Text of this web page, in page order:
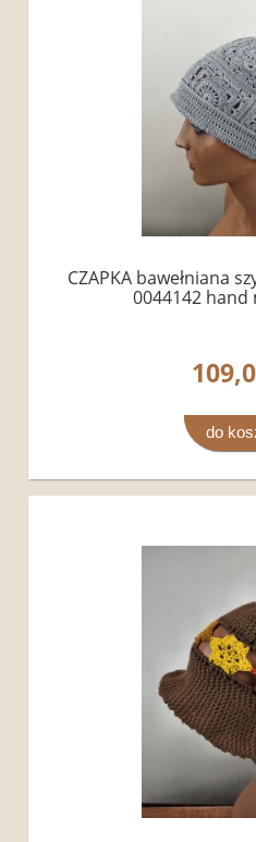
CZAPKA bawełniana
0044142 hand
do